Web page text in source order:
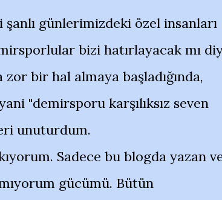
şanlı günlerimizdeki özel insanları
bizi hatırlayacak mı
bir hal almaya başladığında,
"demirsporu karşılıksız seven
unuturdum.
Sadece bu blogda yazan
gücümü. Bütün